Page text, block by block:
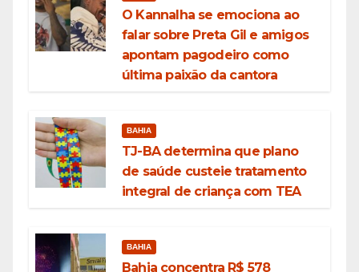
O Kannalha se emociona ao
falar sobre Preta Gil e amigos
apontam pagodeiro como
última paixão da cantora
BAHIA
TJ-BA determina que plano
de saúde custeie tratamento
integral de criança com TEA
BAHIA
Bahia concentra R$ 578